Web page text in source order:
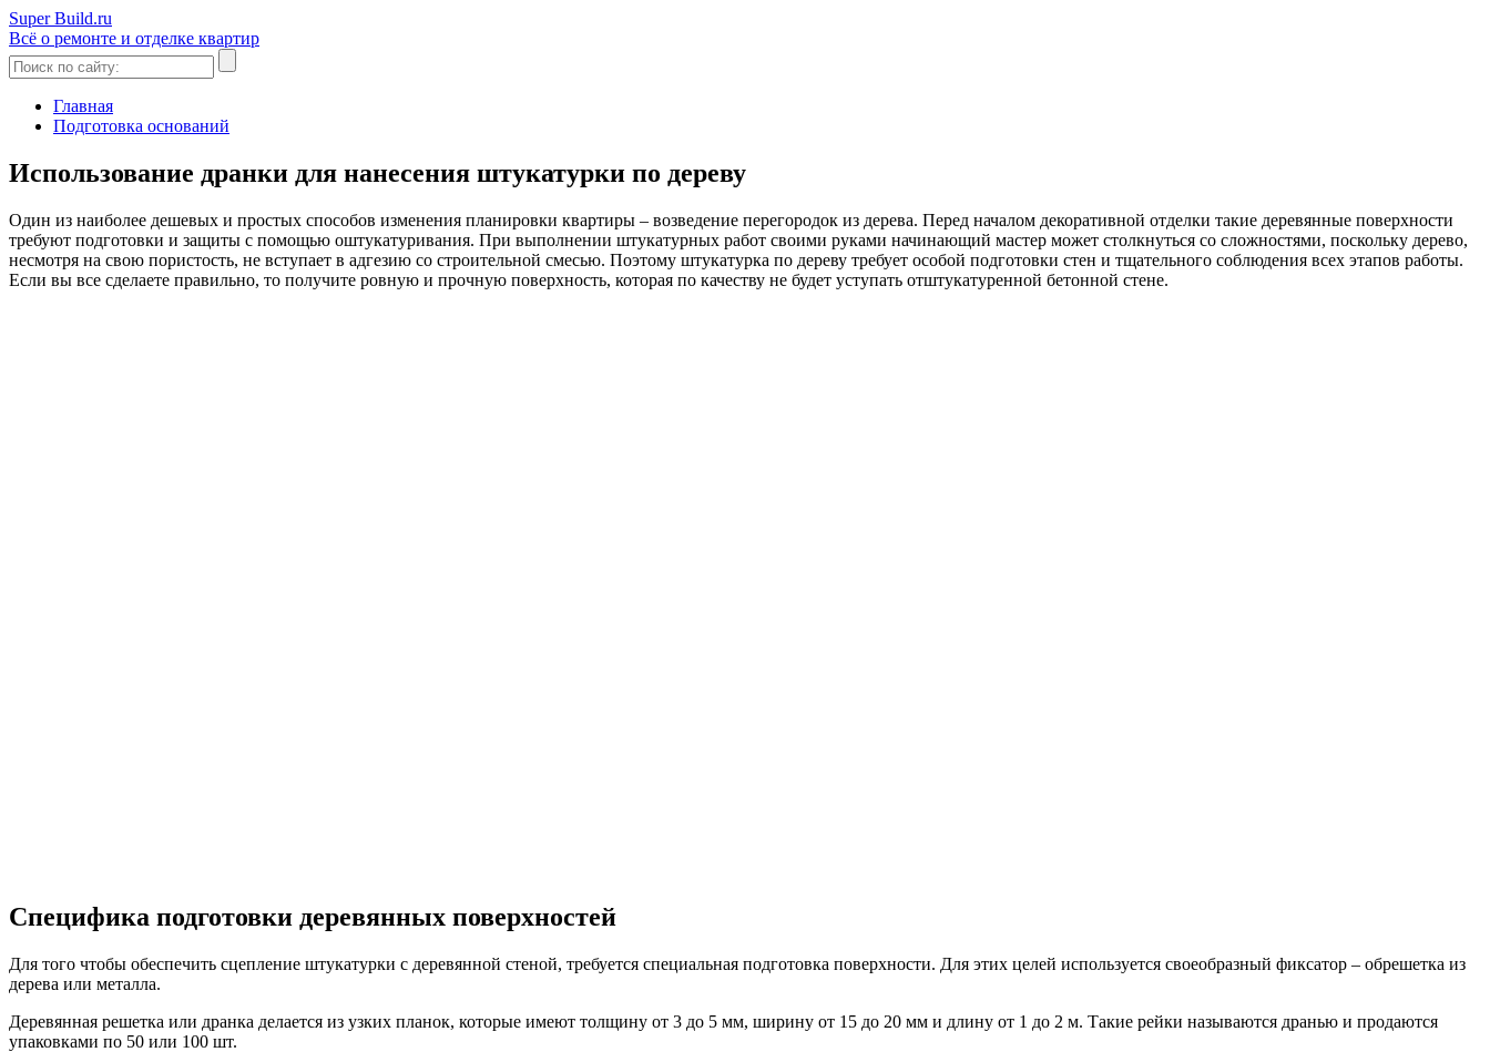
Super Build.ru
Всё о ремонте и отделке квартир
Главная
Подготовка оснований
Использование дранки для нанесения штукатурки по дереву
Один из наиболее дешевых и простых способов изменения планировки квартиры – возведение перегородок из дерева. Перед началом декоративной отделки такие деревянные поверхности
требуют подготовки и защиты с помощью оштукатуривания. При выполнении штукатурных работ своими руками начинающий мастер может столкнуться со сложностями, поскольку дерево,
несмотря на свою пористость, не вступает в адгезию со строительной смесью. Поэтому штукатурка по дереву требует особой подготовки стен и тщательного соблюдения всех этапов работы.
Если вы все сделаете правильно, то получите ровную и прочную поверхность, которая по качеству не будет уступать отштукатуренной бетонной стене.
Специфика подготовки деревянных поверхностей
Для того чтобы обеспечить сцепление штукатурки с деревянной стеной, требуется специальная подготовка поверхности. Для этих целей используется своеобразный фиксатор – обрешетка из
дерева или металла.
Деревянная решетка или дранка делается из узких планок, которые имеют толщину от 3 до 5 мм, ширину от 15 до 20 мм и длину от 1 до 2 м. Такие рейки называются дранью и продаются
упаковками по 50 или 100 шт.